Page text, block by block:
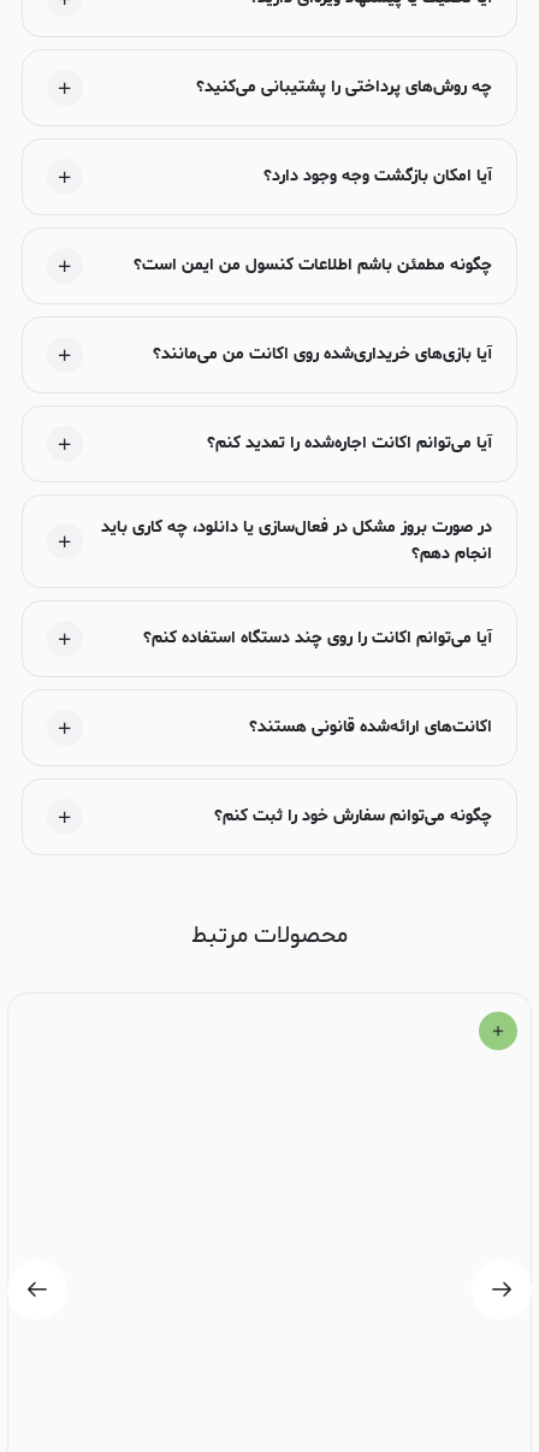
چه روش‌های پرداختی را پشتیبانی می‌کنید؟
آیا امکان بازگشت وجه وجود دارد؟
چگونه مطمئن باشم اطلاعات کنسول من ایمن است؟
آیا بازی‌های خریداری‌شده روی اکانت من می‌مانند؟
آیا می‌توانم اکانت اجاره‌شده را تمدید کنم؟
در صورت بروز مشکل در فعال‌سازی یا دانلود، چه کاری باید
انجام دهم؟
آیا می‌توانم اکانت را روی چند دستگاه استفاده کنم؟
اکانت‌های ارائه‌شده قانونی هستند؟
چگونه می‌توانم سفارش خود را ثبت کنم؟
محصولات مرتبط